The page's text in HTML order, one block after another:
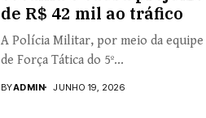
de R$ 42 mil ao tráfico
A Polícia Militar, por meio da equipe
de Força Tática do 5º...
BYADMIN JUNHO 19, 2026